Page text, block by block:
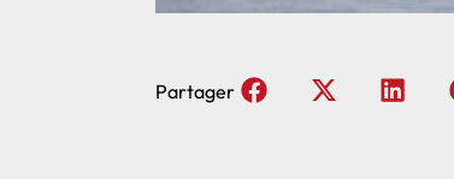
Partager